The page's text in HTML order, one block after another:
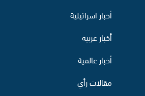
أخبار اسرائيلية
أخبار عربية
أخبار عالمية
مقالات رأي